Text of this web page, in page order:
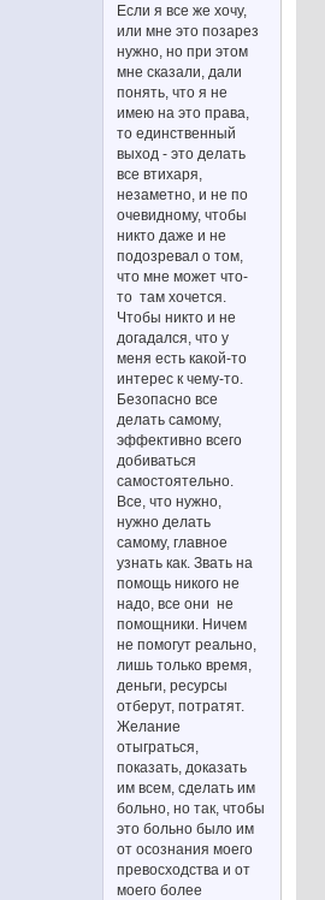
Если я все же хочу,
или мне это позарез
нужно, но при этом
мне сказали, дали
понять, что я не
имею на это права,
то единственный
выход - это делать
все втихаря,
незаметно, и не по
очевидному, чтобы
никто даже и не
подозревал о том,
что мне может что-
то там хочется.
Чтобы никто и не
догадался, что у
меня есть какой-то
интерес к чему-то.
Безопасно все
делать самому,
эффективно всего
добиваться
самостоятельно.
Все, что нужно,
нужно делать
самому, главное
узнать как. Звать на
помощь никого не
надо, все они не
помощники. Ничем
не помогут реально,
лишь только время,
деньги, ресурсы
отберут, потратят.
Желание
отыграться,
показать, доказать
им всем, сделать им
больно, но так, чтобы
это больно было им
от осознания моего
превосходства и от
моего более